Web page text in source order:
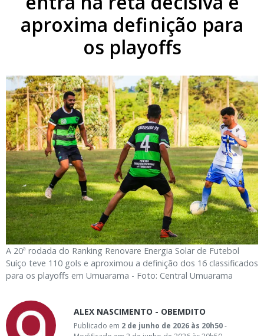
aproxima definição para
os playoffs
A 20ª rodada do Ranking Renovare Energia Solar de Futebol
Suíço teve 110 gols e aproximou a definição dos 16 classificados
para os playoffs em Umuarama - Foto: Central Umuarama
ALEX NASCIMENTO - OBEMDITO
Publicado em 2 de junho de 2026 às 20h50-